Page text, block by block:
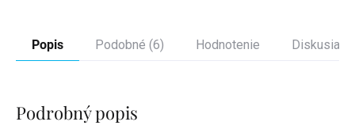
Popis Podobné (6) Hodnotenie Diskusia
Podrobný popis